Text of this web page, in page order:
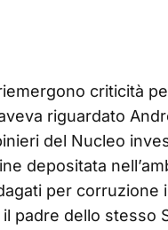
criticità
riguardato
del Nucleo
depositata
per corruzione
padre dello stesso